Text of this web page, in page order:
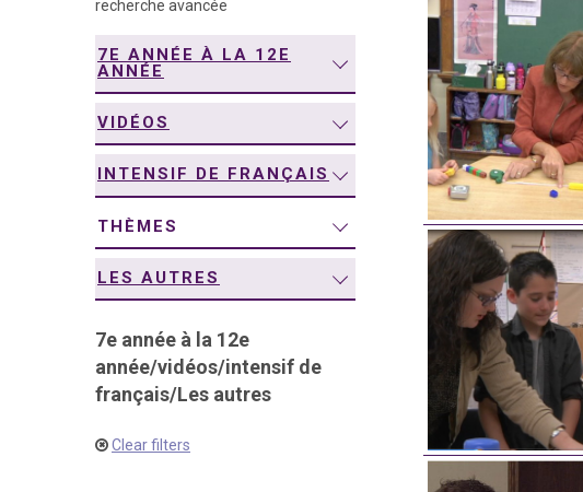
recherche avancée
7E ANNÉE À LA 12E
ANNÉE
VIDÉOS
INTENSIF DE FRANÇAIS
THÈMES
LES AUTRES
7e année à la 12e
année/vidéos/intensif de
français/Les autres
Clear filters